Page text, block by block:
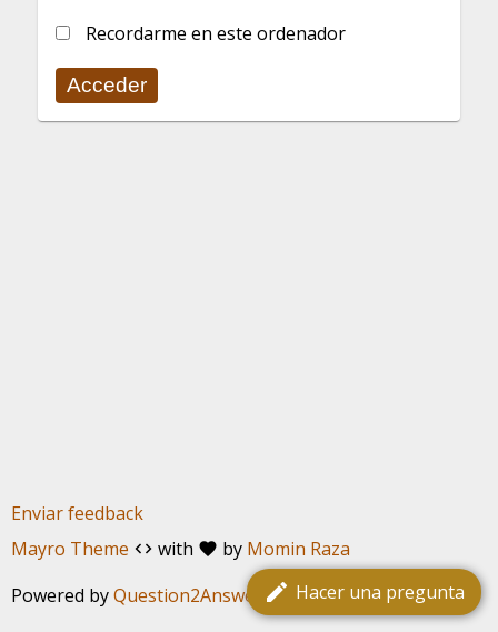
edit Hacer una pregunta
Recordarme en este ordenador
Enviar feedback
Mayro Theme code with favorite by Momin Raza
Powered byQuestion2Answer